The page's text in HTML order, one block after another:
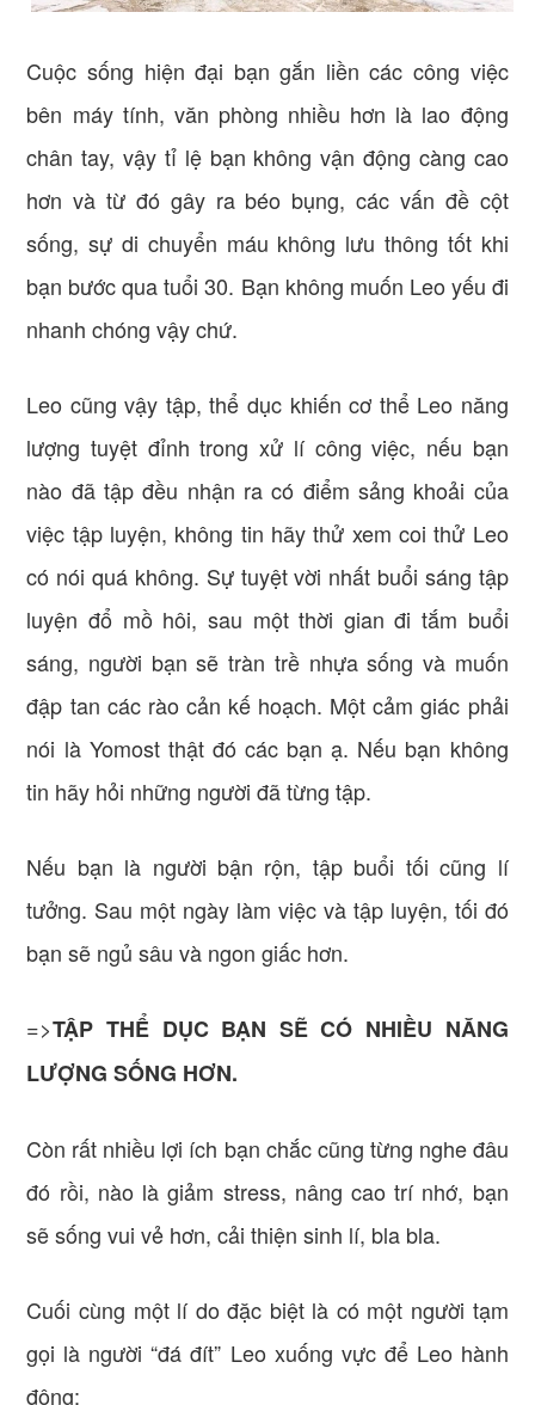
Cuộc sống hiện đại bạn gắn liền các công việc
bên máy tính, văn phòng nhiều hơn là lao động
chân tay, vậy tỉ lệ bạn không vận động càng cao
hơn và từ đó gây ra béo bụng, các vấn đề cột
sống, sự di chuyển máu không lưu thông tốt khi
bạn bước qua tuổi 30. Bạn không muốn Leo yếu đi
nhanh chóng vậy chứ.
Leo cũng vậy tập, thể dục khiến cơ thể Leo năng
lượng tuyệt đỉnh trong xử lí công việc, nếu bạn
nào đã tập đều nhận ra có điểm sảng khoải của
việc tập luyện, không tin hãy thử xem coi thử Leo
có nói quá không. Sự tuyệt vời nhất buổi sáng tập
luyện đổ mồ hôi, sau một thời gian đi tắm buổi
sáng, người bạn sẽ tràn trề nhựa sống và muốn
đập tan các rào cản kế hoạch. Một cảm giác phải
nói là Yomost thật đó các bạn ạ. Nếu bạn không
tin hãy hỏi những người đã từng tập.
Nếu bạn là người bận rộn, tập buổi tối cũng lí
tưởng. Sau một ngày làm việc và tập luyện, tối đó
bạn sẽ ngủ sâu và ngon giấc hơn.
=>TẬP THỂ DỤC BẠN SẼ CÓ NHIỀU NĂNG
LƯỢNG SỐNG HƠN.
Còn rất nhiều lợi ích bạn chắc cũng từng nghe đâu
đó rồi, nào là giảm stress, nâng cao trí nhớ, bạn
sẽ sống vui vẻ hơn, cải thiện sinh lí, bla bla.
Cuối cùng một lí do đặc biệt là có một người tạm
gọi là người “đá đít” Leo xuống vực để Leo hành
động: